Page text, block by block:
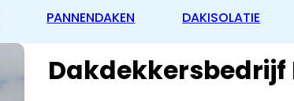
PANNENDAKEN DAKISOLATIE